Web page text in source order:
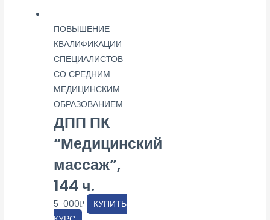
ПОВЫШЕНИЕ
КВАЛИФИКАЦИИ
СПЕЦИАЛИСТОВ
СО СРЕДНИМ
МЕДИЦИНСКИМ
ОБРАЗОВАНИЕМ
ДПП ПК
“Медицинский
массаж”,
144 ч.
5 000Р
КУПИТЬ